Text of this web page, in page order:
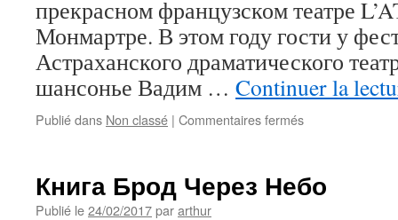
прекрасном французском театре
Монмартре. В этом году гости у
Астраханского драматического
шансонье Вадим … Continuer la
Publié dans Non classé | Commentaires ferméssur
культуры
Книга Брод Через Небо
Publié le24/02/2017pararthur